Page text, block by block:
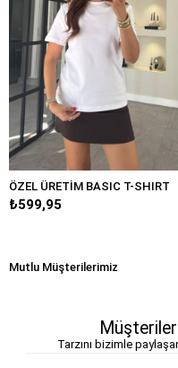
ÖZEL ÜRETİM BASIC T-SHIRT
₺599,95
Mutlu Müşterilerimiz
Tarzını bizimle